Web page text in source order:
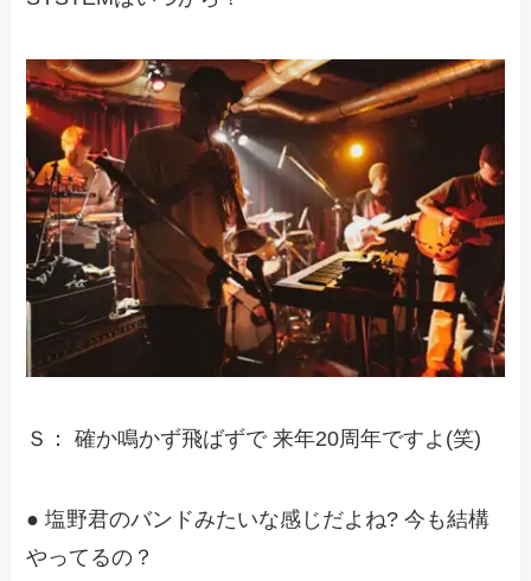
Ｓ： 確か鳴かず飛ばずで 来年20周年ですよ(笑)
● 塩野君のバンドみたいな感じだよね? 今も結構
やってるの？